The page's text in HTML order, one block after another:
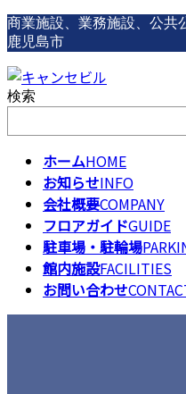
コ
ン
ン
ツ
ス
ナ
ビ
ー
シ
ン
商業施設、業務施設、公共
鹿児島市
検索
ホームHOME
お知らせINFO
会社概要COMPANY
フロアガイドGUIDE
駐車場・駐輪場
館内施設FACILITIES
お問い合わせ